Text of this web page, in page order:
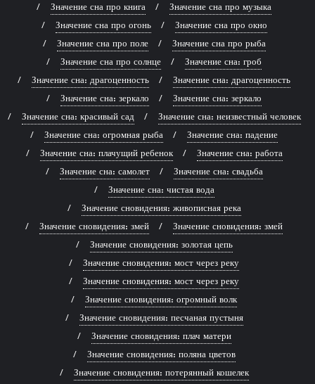
Значение сна про книга
Значение сна про музыка
Значение сна про огонь
Значение сна про окно
Значение сна про поле
Значение сна про рыба
Значение сна про солнце
Значение сна: гроб
Значение сна: драгоценность
Значение сна: драгоценность
Значение сна: зеркало
Значение сна: зеркало
Значение сна: красивый сад
Значение сна: неизвестный человек
Значение сна: огромная рыба
Значение сна: падение
Значение сна: плачущий ребенок
Значение сна: работа
Значение сна: самолет
Значение сна: свадьба
Значение сна: чистая вода
Значение сновидения: живописная река
Значение сновидения: змей
Значение сновидения: змей
Значение сновидения: золотая цепь
Значение сновидения: мост через реку
Значение сновидения: мост через реку
Значение сновидения: огромный волк
Значение сновидения: песчаная пустыня
Значение сновидения: плач матери
Значение сновидения: поляна цветов
Значение сновидения: потерянный кошелек